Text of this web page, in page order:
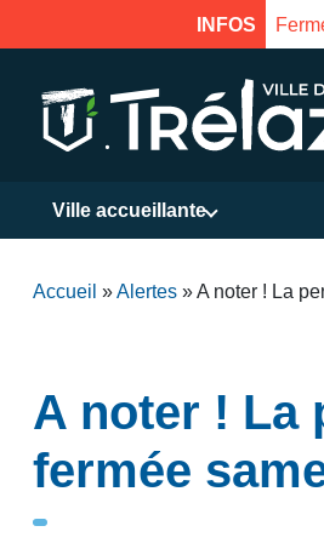
INFOS
Ville accueillante
Accueil »Alertes »A noter ! La
A noter ! La
fermée